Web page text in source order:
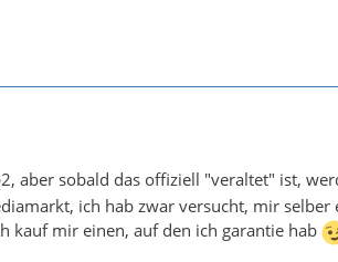
aber sobald das offiziell "veraltet" ist,
ich hab zwar versucht, mir
kauf mir einen, auf den ich garantie hab